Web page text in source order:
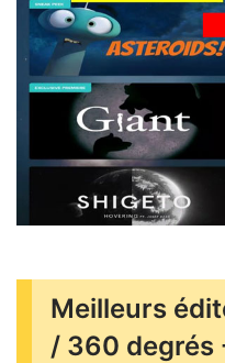
Meilleurs
/ 360 degrés